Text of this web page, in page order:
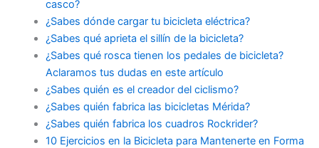
casco?
¿Sabes dónde cargar tu bicicleta eléctrica?
¿Sabes qué aprieta el sillín de la bicicleta?
¿Sabes qué rosca tienen los pedales de bicicleta?
Aclaramos tus dudas en este artículo
¿Sabes quién es el creador del ciclismo?
¿Sabes quién fabrica las bicicletas Mérida?
¿Sabes quién fabrica los cuadros Rockrider?
10 Ejercicios en la Bicicleta para Mantenerte en Forma